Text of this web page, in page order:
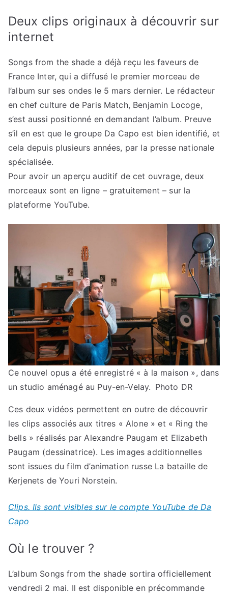
Deux clips originaux à découvrir sur
internet
Songs from the shade a déjà reçu les faveurs de
France Inter, qui a diffusé le premier morceau de
l’album sur ses ondes le 5 mars dernier. Le rédacteur
en chef culture de Paris Match, Benjamin Locoge,
s’est aussi positionné en demandant l’album. Preuve
s’il en est que le groupe Da Capo est bien identifié, et
cela depuis plusieurs années, par la presse nationale
spécialisée.
Pour avoir un aperçu auditif de cet ouvrage, deux
morceaux sont en ligne – gratuitement – sur la
plateforme YouTube.
Ce nouvel opus a été enregistré « à la maison », dans
un studio aménagé au Puy-en-Velay. Photo DR
Ces deux vidéos permettent en outre de découvrir
les clips associés aux titres « Alone » et « Ring the
bells » réalisés par Alexandre Paugam et Elizabeth
Paugam (dessinatrice). Les images additionnelles
sont issues du film d’animation russe La bataille de
Kerjenets de Youri Norstein.
Clips. Ils sont visibles sur le compte YouTube de Da
Capo
Où le trouver ?
L’album Songs from the shade sortira officiellement
vendredi 2 mai. Il est disponible en précommande